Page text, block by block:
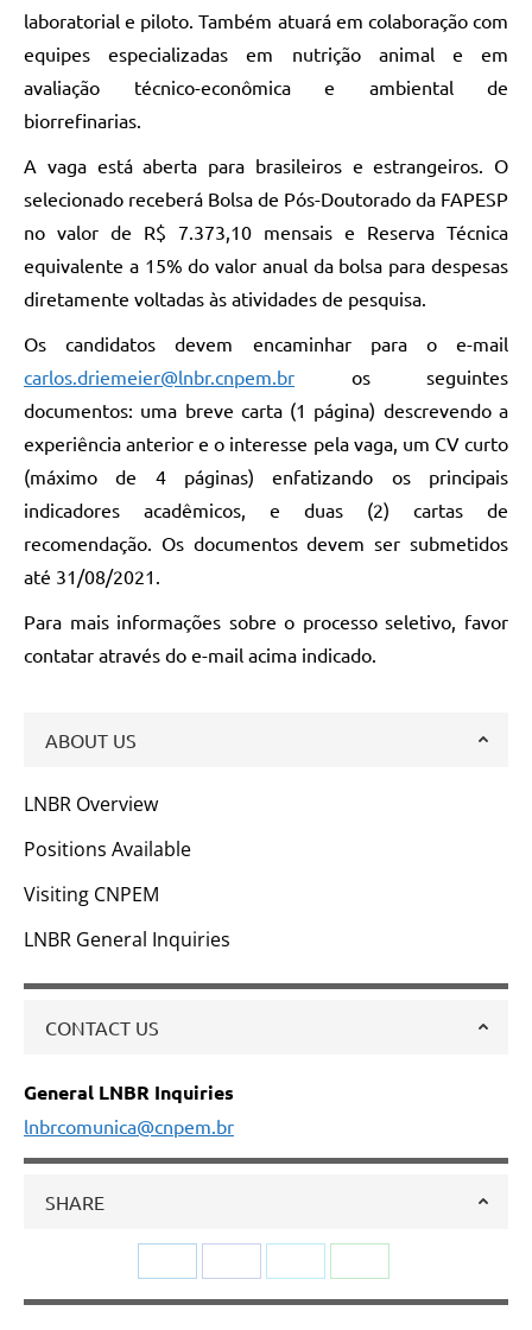
laboratorial e piloto. Também atuará em colaboração com
equipes especializadas em nutrição animal e em
avaliação técnico-econômica e ambiental de
biorrefinarias.
A vaga está aberta para brasileiros e estrangeiros. O
selecionado receberá Bolsa de Pós-Doutorado da FAPESP
no valor de R$ 7.373,10 mensais e Reserva Técnica
equivalente a 15% do valor anual da bolsa para despesas
diretamente voltadas às atividades de pesquisa.
Os candidatos devem encaminhar para o e-mail
carlos.driemeier@lnbr.cnpem.br os seguintes
documentos: uma breve carta (1 página) descrevendo a
experiência anterior e o interesse pela vaga, um CV curto
(máximo de 4 páginas) enfatizando os principais
indicadores acadêmicos, e duas (2) cartas de
recomendação. Os documentos devem ser submetidos
até 31/08/2021.
Para mais informações sobre o processo seletivo, favor
contatar através do e-mail acima indicado.
ABOUT US
LNBR Overview
Positions Available
Visiting CNPEM
LNBR General Inquiries
CONTACT US
General LNBR Inquiries
lnbrcomunica@cnpem.br
SHARE
Share
on
Share
on
Share
on
Share
on